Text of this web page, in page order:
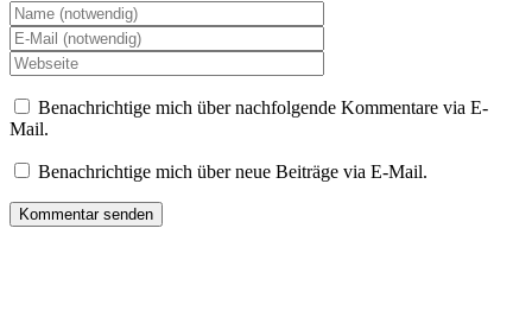
Benachrichtige mich über nachfolgende Kommentare via E-
Mail.
Benachrichtige mich über neue Beiträge via E-Mail.